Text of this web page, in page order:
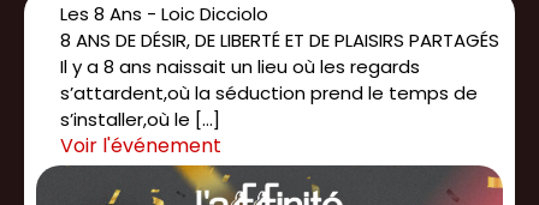
Les 8 Ans - Loic Dicciolo
8 ANS DE DÉSIR, DE LIBERTÉ ET DE PLAISIRS PARTAGÉS
Il y a 8 ans naissait un lieu où les regards
s’attardent,où la séduction prend le temps de
s’installer,où le […]